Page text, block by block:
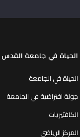
الحياة في جامعة القدس
الحياة في الجامعة
جولة افتراضية في الجامعة
الكافتيريات
المركز الرياضي